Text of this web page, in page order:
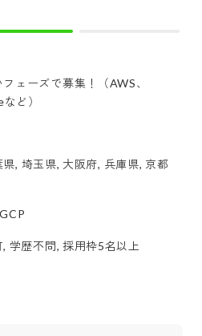
ェーズで募集！（AWS、
ど）
, 埼玉県, 大阪府, 兵庫県, 京都
学歴不問, 採用枠5名以上